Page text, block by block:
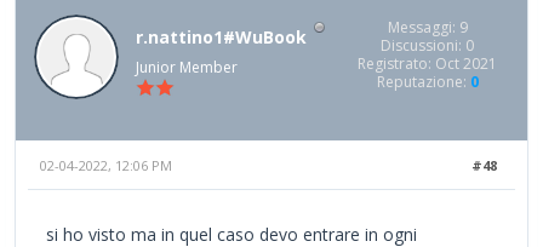
r.nattino1#WuBook
Junior Member
Messaggi: 9
Discussioni: 0
Registrato: Oct 2021
Reputazione: 0
#48
02-04-2022, 12:06 PM
si ho visto ma in quel caso devo entrare in ogni